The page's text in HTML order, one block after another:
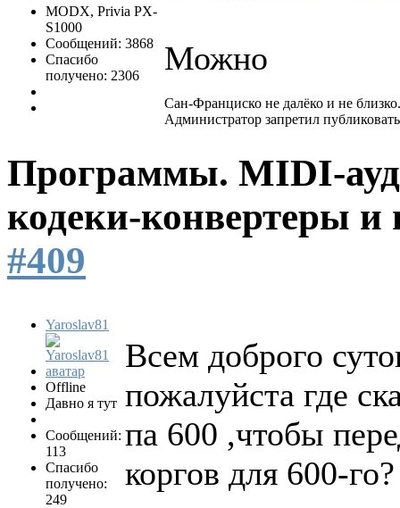
MODX, Privia PX-
S1000
Сообщений: 3868
Спасибо
получено: 2306
Можно
Сан-Франциско не далëко и не
Администратор запретил
Программы. MIDI-
кодеки-конвертеры
#409
Yaroslav81
Offline
Давно я тут
Сообщений:
113
Спасибо
получено:
249
Всем доброго
пожалуйста где
па 600 ,чтобы
коргов для 600-го?